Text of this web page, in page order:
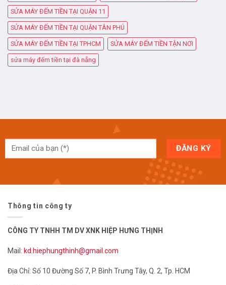
SỬA MÁY ĐẾM TIỀN TẠI QUẬN 11
SỬA MÁY ĐẾM TIỀN TẠI QUẬN TÂN PHÚ
SỬA MÁY ĐẾM TIỀN TẠI TPHCM SỬA MÁY ĐẾM TIỀN TẬN NƠI
sửa máy đếm tiền tại đà nẵng
Thông tin công ty
CÔNG TY TNHH TM DV XNK HIỆP HƯNG THỊNH
Mail: kd.hiephungthinh@gmail.com
Địa Chỉ: Số 10 Đường Số 7, P. Bình Trưng Tây, Q. 2, Tp. HCM